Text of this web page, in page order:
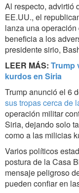
Al respecto, advirtió
EE.UU., el
lanza una
beneficia a los
presidente sirio,
LEER MÁS: Trump
kurdos en Siria
Trump anunció el 6
sus tropas cerca de
operación militar
Siria, dejando solo
como a las milicias
Varios políticos
postura de la Casa
mensaje peligroso
pueden confiar en